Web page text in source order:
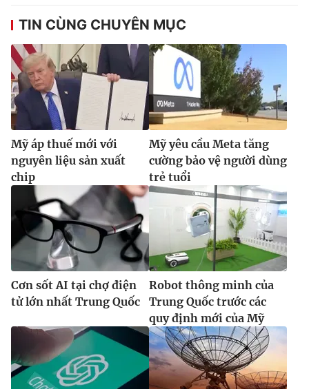
TIN CÙNG CHUYÊN MỤC
Mỹ áp thuế mới với
nguyên liệu sản xuất
chip
Mỹ yêu cầu Meta tăng
cường bảo vệ người dùng
trẻ tuổi
Cơn sốt AI tại chợ điện
tử lớn nhất Trung Quốc
Robot thông minh của
Trung Quốc trước các
quy định mới của Mỹ